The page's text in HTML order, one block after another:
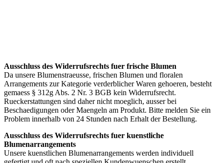
Ausschluss des Widerrufsrechts fuer frische Blumen
Da unsere Blumenstraeusse, frischen Blumen und floralen
Arrangements zur Kategorie verderblicher Waren gehoeren, besteht
gemaess § 312g Abs. 2 Nr. 3 BGB kein Widerrufsrecht.
Rueckerstattungen sind daher nicht moeglich, ausser bei
Beschaedigungen oder Maengeln am Produkt. Bitte melden Sie ein
Problem innerhalb von 24 Stunden nach Erhalt der Bestellung.
Ausschluss des Widerrufsrechts fuer kuenstliche
Blumenarrangements
Unsere kuenstlichen Blumenarrangements werden individuell